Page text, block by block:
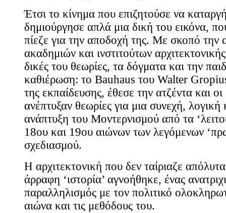
Έτσι το κίνημα που επιζητούσε να
δημιούργησε απλά μια δική του εικόνα,
πίεζε για την αποδοχή της. Με σκοπό την
ακαδημιών και ινστιτούτων
δικές του θεωρίες, τα δόγματα και την
καθιέρωση: το Bauhaus του Walter
της εκπαίδευσης, έθεσε την ατζέντα και οι
ανέπτυξαν θεωρίες για μια συνεχή,
ανάπτυξη του Μοντερνισμού από τα
18ου και 19ου αιώνων των λεγόμενων
σχεδιασμού.
Η αρχιτεκτονική που δεν ταίριαζε
άρραφη ‘ιστορία’ αγνοήθηκε, ένας
παραλληλισμός με τον πολιτικό
αιώνα και τις μεθόδους του.